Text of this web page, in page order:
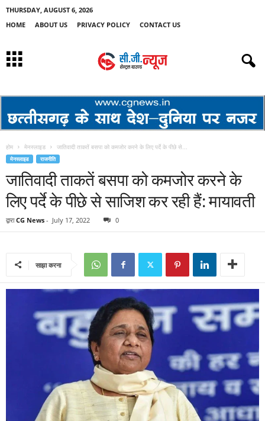
THURSDAY, AUGUST 6, 2026
HOME
ABOUT US PRIVACY POLICY CONTACT US
होम मेनस्लाइड जातिवादी ताकतें बसपा को कमजोर करने के लिए पर्दे के पीछे से...
मेनस्लाइड राजनीति
जातिवादी ताकतें बसपा को कमजोर करने के
लिए पर्दे के पीछे से साजिश कर रही हैं: मायावती
द्वारा CG News - July 17, 2022 0
साझा करना